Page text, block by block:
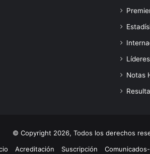
Notas
© Copyright 2026, Todos los derechos
Acreditación Suscripción